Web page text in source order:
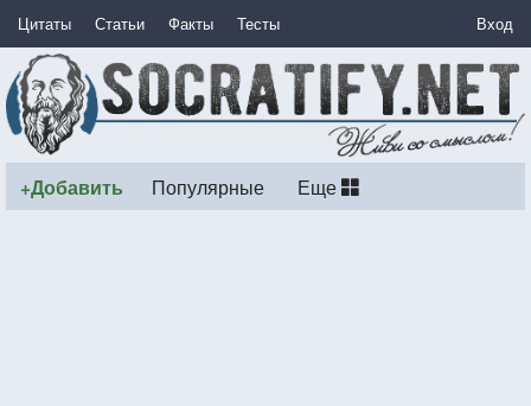
Цитаты Статьи Факты Тесты Вход
+Добавить Популярные Еще